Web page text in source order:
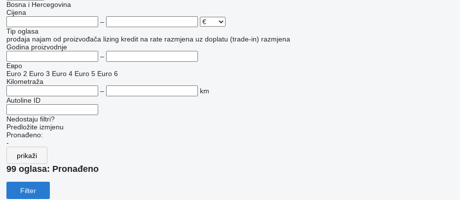
Bosna i Hercegovina
Cijena
–
Tip oglasa
prodaja najam od proizvođača lizing kredit na rate razmjena uz doplatu (trade-in) razmjena
Godina proizvodnje
–
Евро
Euro 2 Euro 3 Euro 4 Euro 5 Euro 6
Kilometraža
–
km
Autoline ID
Nedostaju filtri?
Predložite izmjenu
Pronađeno:
-
prikaži
99 oglasa: Pronađeno
Filter